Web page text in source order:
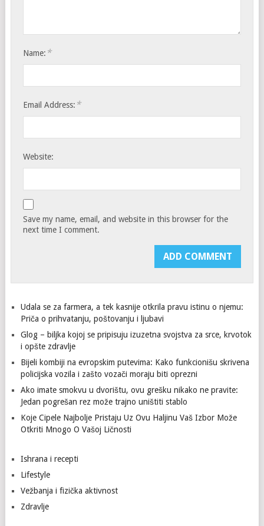
Name: *
Email Address: *
Website:
Save my name, email, and website in this browser for the
next time I comment.
Udala se za farmera, a tek kasnije otkrila pravu istinu o njemu:
Priča o prihvatanju, poštovanju i ljubavi
Glog – biljka kojoj se pripisuju izuzetna svojstva za srce, krvotok
i opšte zdravlje
Bijeli kombiji na evropskim putevima: Kako funkcionišu skrivena
policijska vozila i zašto vozači moraju biti oprezni
Ako imate smokvu u dvorištu, ovu grešku nikako ne pravite:
Jedan pogrešan rez može trajno uništiti stablo
Koje Cipele Najbolje Pristaju Uz Ovu Haljinu Vaš Izbor Može
Otkriti Mnogo O Vašoj Ličnosti
Ishrana i recepti
Lifestyle
Vežbanja i fizička aktivnost
Zdravlje